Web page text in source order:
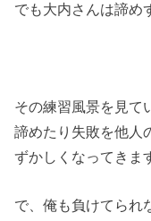
でも大内さんは諦め
その練習風景を見て
諦めたり失敗を他人
ずかしくなってきま
で、俺も負けてられ